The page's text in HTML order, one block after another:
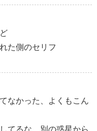
た側のセリフ
なかった、よくもこん
てるな、別の惑星から